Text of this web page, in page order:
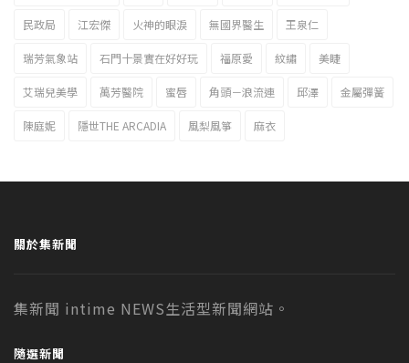
民政局 江宏傑 火神的眼淚 無國界醫生 王泉仁
瑞芳氣象站 石門十景實在好好玩 福原愛 紋繡 美睫
艾瑞兒美學 萬芳醫院 蜜唇 角頭－浪流連 邱澤 金屬彈簧
陳庭妮 隱世THE ARCADIA 風梨風箏 麻衣
關於集新聞
集新聞 intime NEWS生活型新聞網站。
隨選新聞